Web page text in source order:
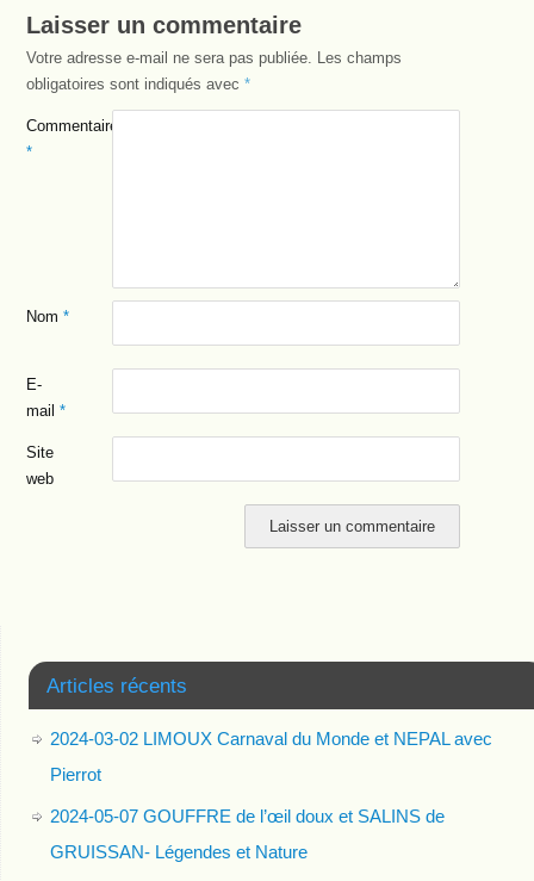
Laisser un commentaire
Votre adresse e-mail ne sera pas publiée. Les champs
obligatoires sont indiqués avec *
Commentaire
*
Nom *
E-
mail *
Site
web
Articles récents
2024-03-02 LIMOUX Carnaval du Monde et NEPAL avec
Pierrot
2024-05-07 GOUFFRE de l’œil doux et SALINS de
GRUISSAN- Légendes et Nature